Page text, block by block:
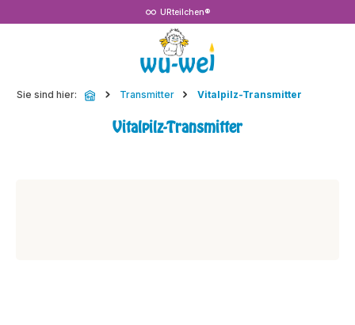
URteilchen®
Sie sind hier: Transmitter Vitalpilz-Transmitter
Vitalpilz-Transmitter